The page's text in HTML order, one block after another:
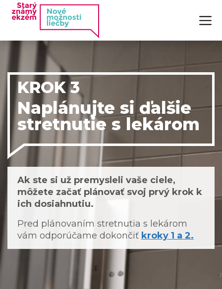
KROK 3
Naplánujte si ďalšie
stretnutie s lekárom
Ak ste si už premysleli vaše ciele,
môžete začať plánovať svoj prvý krok k
ich dosiahnutiu.
Pred plánovaním stretnutia s lekárom
vám odporúčame dokončiť kroky 1 a 2.